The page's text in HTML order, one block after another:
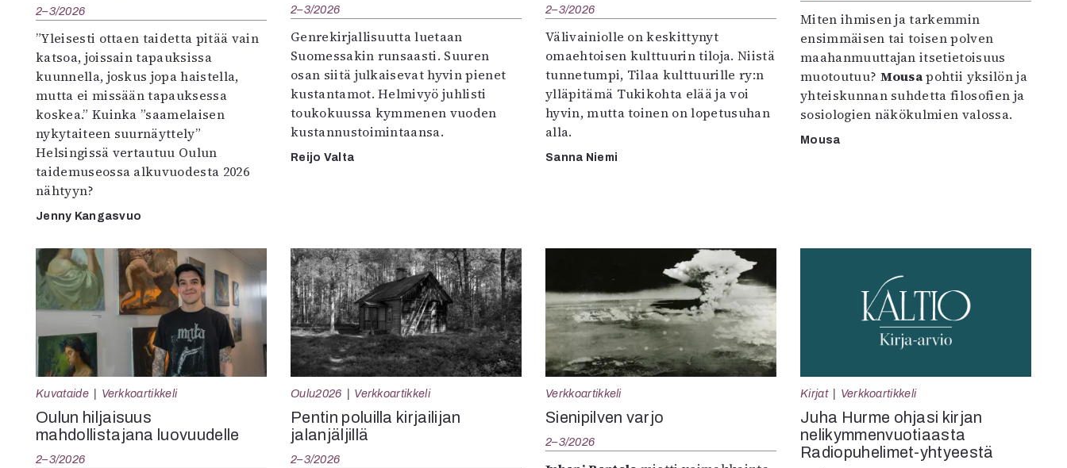
2–3/2026
”Yleisesti ottaen taidetta pitää vain
katsoa, joissain tapauksissa
kuunnella, joskus jopa haistella,
mutta ei missään tapauksessa
koskea.” Kuinka ”saamelaisen
nykytaiteen suurnäyttely”
Helsingissä vertautuu Oulun
taidemuseossa alkuvuodesta 2026
nähtyyn?
Jenny Kangasvuo
2–3/2026
Genrekirjallisuutta luetaan
Suomessakin runsaasti. Suuren
osan siitä julkaisevat hyvin pienet
kustantamot. Helmivyö juhlisti
toukokuussa kymmenen vuoden
kustannustoimintaansa.
Reijo Valta
2–3/2026
Välivainiolle on keskittynyt
omaehtoisen kulttuurin tiloja. Niistä
tunnetumpi, Tilaa kulttuurille ry:n
ylläpitämä Tukikohta elää ja voi
hyvin, mutta toinen on lopetusuhan
alla.
Sanna Niemi
Miten ihmisen ja tarkemmin
ensimmäisen tai toisen polven
maahanmuuttajan itsetietoisuus
muotoutuu? Mousapohtii yksilön ja
yhteiskunnan suhdetta filosofien ja
sosiologien näkökulmien valossa.
Mousa
Kuvataide Verkkoartikkeli
Oulun hiljaisuus
mahdollistajana luovuudelle
2–3/2026
Oulu2026 Verkkoartikkeli
Pentin poluilla kirjailijan
jalanjäljillä
2–3/2026
Verkkoartikkeli
Sienipilven varjo
2–3/2026
Kirjat Verkkoartikkeli
Juha Hurme ohjasi kirjan
nelikymmenvuotiaasta
Radiopuhelimet-yhtyeestä